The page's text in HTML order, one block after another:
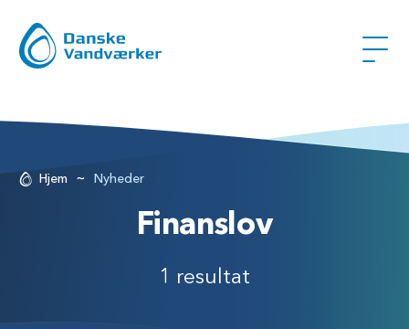
Hjem ~ Nyheder
Finanslov
1 resultat